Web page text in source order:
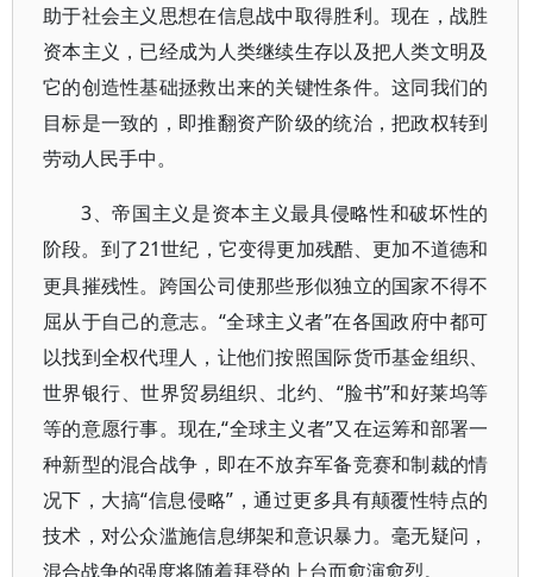
助于社会主义思想在信息战中取得胜利。现在，战胜
资本主义，已经成为人类继续生存以及把人类文明及
它的创造性基础拯救出来的关键性条件。这同我们的
目标是一致的，即推翻资产阶级的统治，把政权转到
劳动人民手中。
3、帝国主义是资本主义最具侵略性和破坏性的
阶段。到了21世纪，它变得更加残酷、更加不道德和
更具摧残性。跨国公司使那些形似独立的国家不得不
屈从于自己的意志。“全球主义者”在各国政府中都可
以找到全权代理人，让他们按照国际货币基金组织、
世界银行、世界贸易组织、北约、“脸书”和好莱坞等
等的意愿行事。现在,“全球主义者”又在运筹和部署一
种新型的混合战争，即在不放弃军备竞赛和制裁的情
况下，大搞“信息侵略”，通过更多具有颠覆性特点的
技术，对公众滥施信息绑架和意识暴力。毫无疑问，
混合战争的强度将随着拜登的上台而愈演愈烈。